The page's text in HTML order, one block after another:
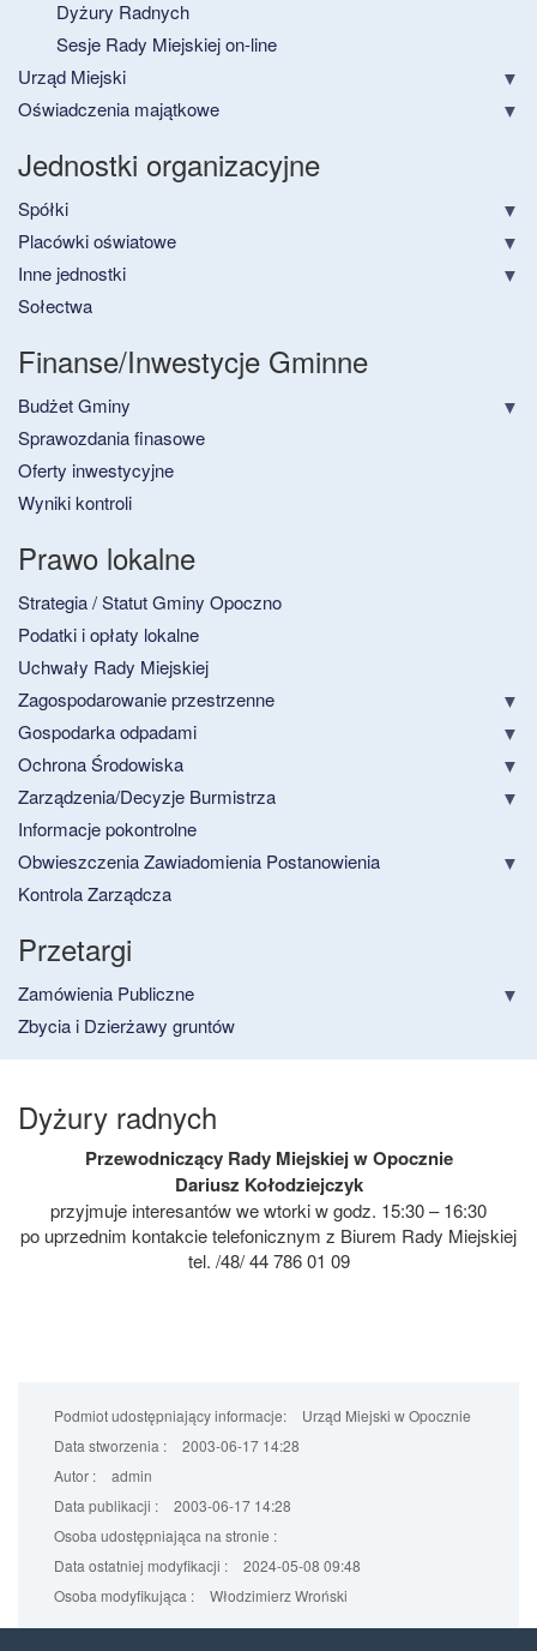
Dyżury Radnych
Sesje Rady Miejskiej on-line
Urząd Miejski
Oświadczenia majątkowe
Jednostki organizacyjne
Spółki
Placówki oświatowe
Inne jednostki
Sołectwa
Finanse/Inwestycje Gminne
Budżet Gminy
Sprawozdania finasowe
Oferty inwestycyjne
Wyniki kontroli
Prawo lokalne
Strategia / Statut Gminy Opoczno
Podatki i opłaty lokalne
Uchwały Rady Miejskiej
Zagospodarowanie przestrzenne
Gospodarka odpadami
Ochrona Środowiska
Zarządzenia/Decyzje Burmistrza
Informacje pokontrolne
Obwieszczenia Zawiadomienia Postanowienia
Kontrola Zarządcza
Przetargi
Zamówienia Publiczne
Zbycia i Dzierżawy gruntów
Dyżury radnych
Przewodniczący Rady Miejskiej w Opocznie
Dariusz Kołodziejczyk
przyjmuje interesantów we wtorki w godz. 15:30 – 16:30
po uprzednim kontakcie telefonicznym z Biurem Rady Miejskiej
tel. /48/ 44 786 01 09
Podmiot udostępniający informacje:
Urząd Miejski w Opocznie
Data stworzenia :
2003-06-17 14:28
Autor :
admin
Data publikacji :
2003-06-17 14:28
Osoba udostępniająca na stronie :
Data ostatniej modyfikacji :
2024-05-08 09:48
Osoba modyfikująca :
Włodzimierz Wroński